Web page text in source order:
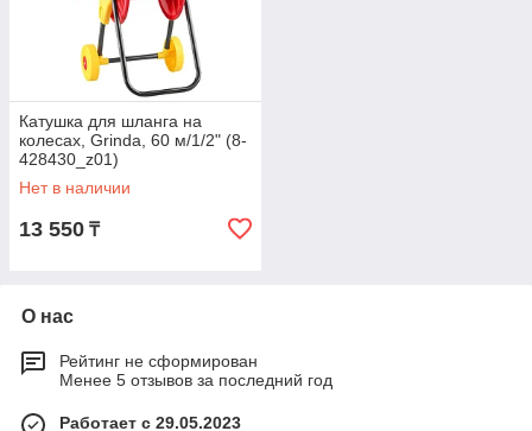
Катушка для шланга на
колесах, Grinda, 60 м/1/2" (8-
428430_z01)
Нет в наличии
13 550 ₸
О нас
Рейтинг не сформирован
Менее 5 отзывов за последний год
Работает с 29.05.2023